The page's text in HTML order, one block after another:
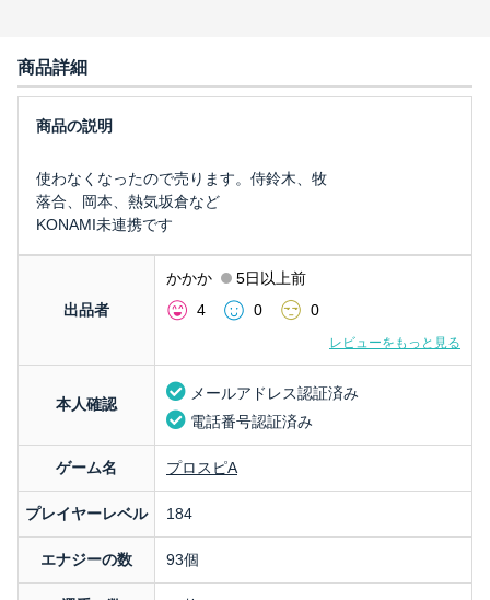
商品詳細
使わなくなったので売ります。侍鈴木、牧
落合、岡本、熱気坂倉など
KONAMI未連携です
出品者
かかか
5日以上前
4
0 0
レビューをもっと見る
本人確認
メールアドレス認証済み
電話番号認証済み
ゲーム名 プロスピA
プレイヤーレベル 184
エナジーの数 93個